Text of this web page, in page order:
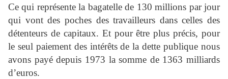
Ce qui représente la bagatelle de 130 millions par jour
qui vont des poches des travailleurs dans celles des
détenteurs de capitaux. Et pour être plus précis, pour
le seul paiement des intérêts de la dette publique nous
avons payé depuis 1973 la somme de 1363 milliards
d’euros.